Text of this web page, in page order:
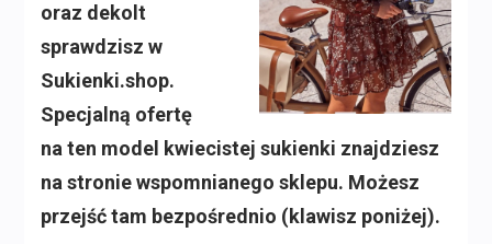
oraz dekolt
sprawdzisz w
Sukienki.shop.
Specjalną ofertę
na ten model kwiecistej sukienki znajdziesz
na stronie wspomnianego sklepu. Możesz
przejść tam bezpośrednio (klawisz poniżej).